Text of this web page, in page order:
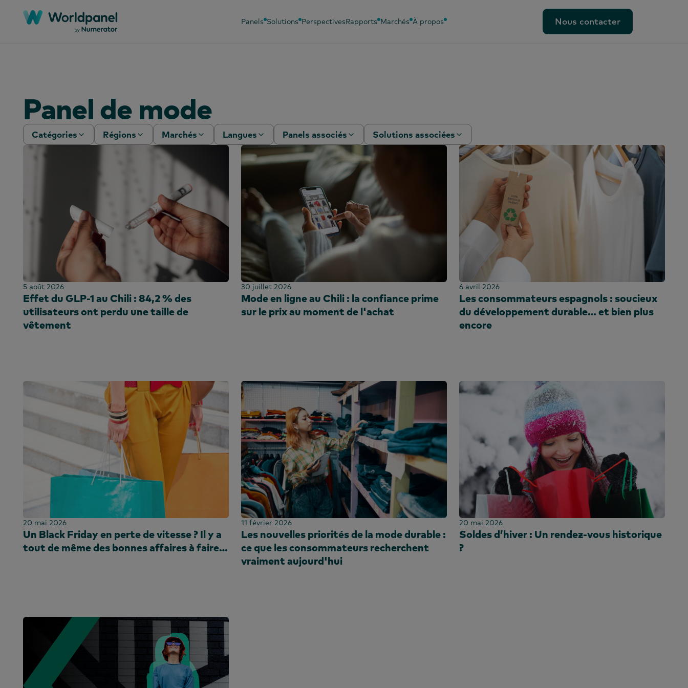
Panels Solutions PerspectivesRapports Marchés À propos
Nous contacter
Nous contacter
Panel de mode
Catégories
Rapports
Régions
Amérique latine
Moyen-Orient
Amérique du Nord
Marchés
Algérie
Argentine
Australie
Bangladesh
Bolivie
Brésil
Amérique centrale
Chili
République
dominicaine
Ghana
Mondial
Indonésie
Irlande
Kenya
Corée
Chine continentale
(CN)
Chine continentale
(EN)
Pérou
Philippines
Portugal
Arabie saoudite
Langues
Chinois (simplifié)
Anglais
coréen
Espagnol
Panels associés
Panneau des bébés
Panel beauté
Panel de mode
Panel OOH
Panneau essence
Panneau d'achat
Syndiqué
Technologie et
divertissement
Panneau d'utilisation
Solutions associées
Analyse
Efficacité du
marketing
Sondage PanelVoice
Segmentation
5 août 2026
Effet du GLP-1 au Chili : 84,2 % des
utilisateurs ont perdu une taille de
vêtement
30 juillet 2026
Mode en ligne au Chili : la confiance prime
sur le prix au moment de l'achat
6 avril 2026
Les consommateurs espagnols : soucieux
du développement durable… et bien plus
encore
20 mai 2026
Un Black Friday en perte de vitesse ? Il y a
tout de même des bonnes affaires à faire…
11 février 2026
Les nouvelles priorités de la mode durable :
ce que les consommateurs recherchent
vraiment aujourd'hui
20 mai 2026
Soldes d’hiver : Un rendez-vous historique
?